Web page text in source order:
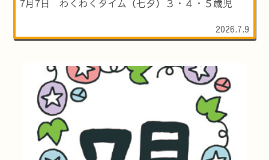
7月7日 わくわくタイム（七夕）３・４・５歳児
2026.7.9